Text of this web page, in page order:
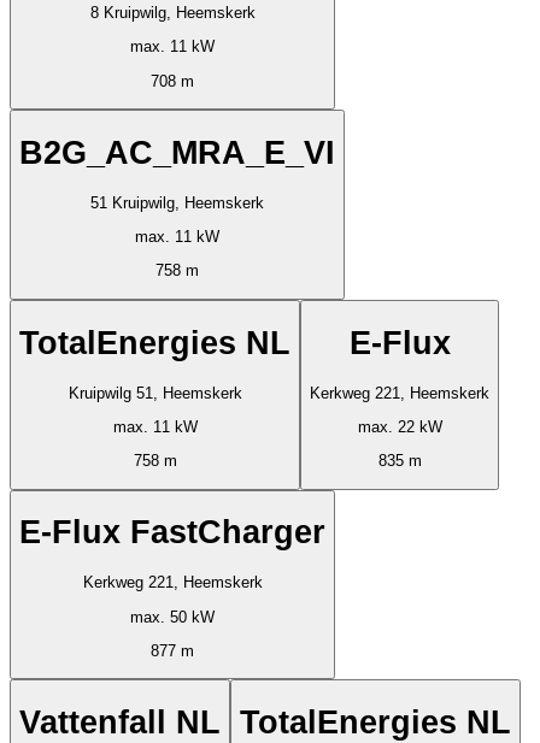
8 Kruipwilg, Heemskerk
max. 11 kW
708 m
B2G_AC_MRA_E_VI
51 Kruipwilg, Heemskerk
max. 11 kW
758 m
TotalEnergies NL
Kruipwilg 51, Heemskerk
max. 11 kW
758 m
E-Flux
Kerkweg 221, Heemskerk
max. 22 kW
835 m
E-Flux FastCharger
Kerkweg 221, Heemskerk
max. 50 kW
877 m
Vattenfall NL TotalEnergies NL